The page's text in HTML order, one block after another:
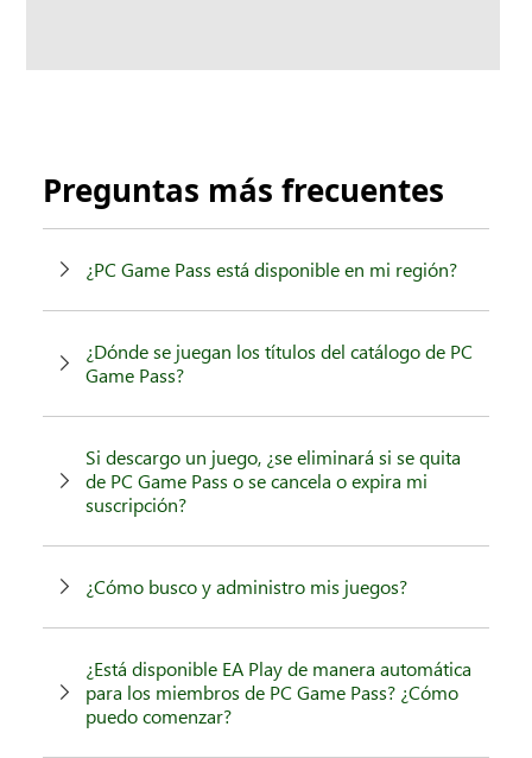
Preguntas más frecuentes
¿PC Game Pass está disponible en mi región?
¿Dónde se juegan los títulos del catálogo de PC
Game Pass?
Si descargo un juego, ¿se eliminará si se quita
de PC Game Pass o se cancela o expira mi
suscripción?
¿Cómo busco y administro mis juegos?
¿Está disponible EA Play de manera automática
para los miembros de PC Game Pass? ¿Cómo
puedo comenzar?